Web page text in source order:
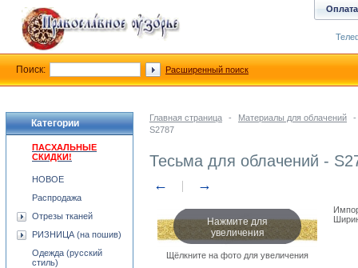
Главная страница - Материалы для облачений
-
S2787
Тесьма для облачений -
← →
Нажмите для
увеличения
Щёлкните на фото для увеличения
Категории
ПАСХАЛЬНЫЕ
СКИДКИ!
НОВОЕ
Распродажа
Отрезы тканей
РИЗНИЦА (на пошив)
Одежда (русский
стиль)
Оплата
Поиск: Расширенный поиск